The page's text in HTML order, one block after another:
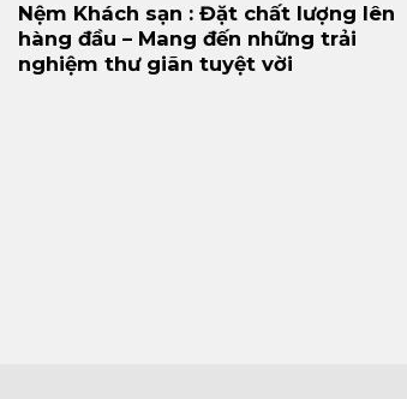
Nệm Khách sạn : Đặt chất lượng lên
hàng đầu – Mang đến những trải
nghiệm thư giãn tuyệt vời